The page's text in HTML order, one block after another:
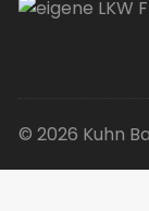
© 2026 Kuhn